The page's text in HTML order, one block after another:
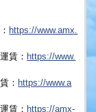
https://www.amx.
賃： https://www.
： https://www.a
賃： https://amx-